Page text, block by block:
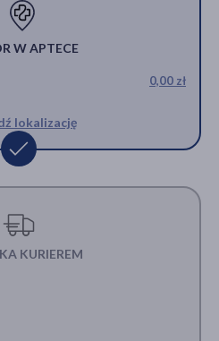
W APTECE
0,00 zł
lokalizację
KURIEREM